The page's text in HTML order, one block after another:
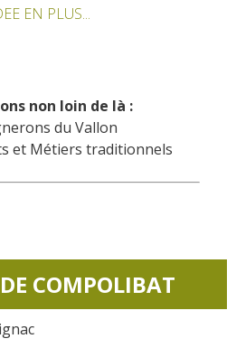
EN PLUS...
non loin de là :
du Vallon
et Métiers traditionnels
COMPOLIBAT